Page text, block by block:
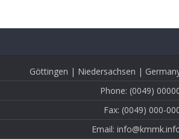
Göttingen | Niedersachsen |
Phone: (0049)
Fax: (0049) 000-
Email: